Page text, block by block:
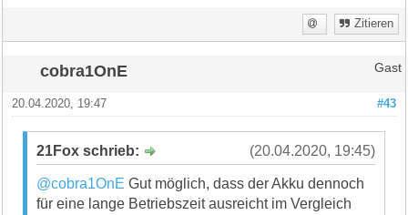
Zitieren
cobra1OnE Gast
#43
20.04.2020, 19:47
(20.04.2020, 19:45)
21Fox schrieb:
@cobra1OnE Gut möglich, dass der Akku dennoch
für eine lange Betriebszeit ausreicht im Vergleich